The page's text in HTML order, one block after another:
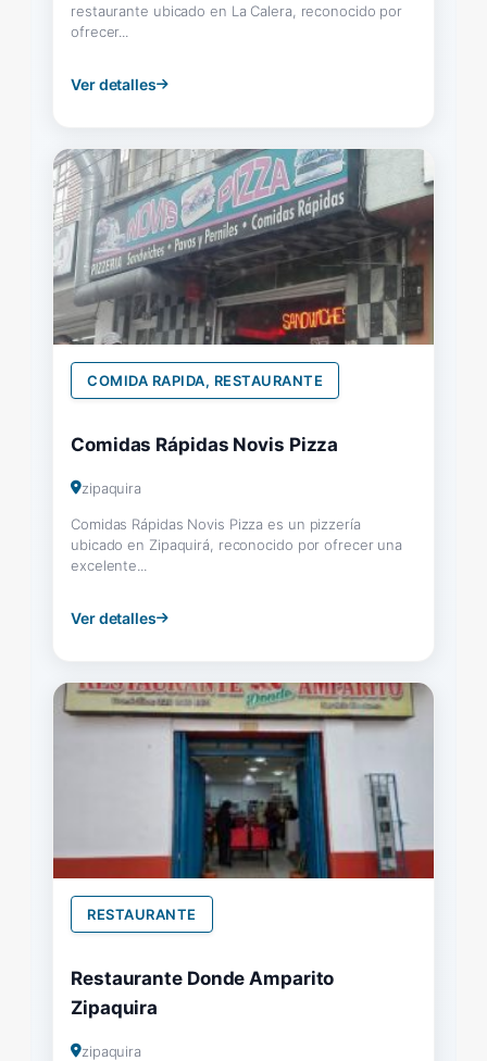
restaurante ubicado en La Calera, reconocido por
ofrecer...
Ver detalles
COMIDA RAPIDA, RESTAURANTE
Comidas Rápidas Novis Pizza
zipaquira
Comidas Rápidas Novis Pizza es un pizzería
ubicado en Zipaquirá, reconocido por ofrecer una
excelente...
Ver detalles
RESTAURANTE
Restaurante Donde Amparito
Zipaquira
zipaquira